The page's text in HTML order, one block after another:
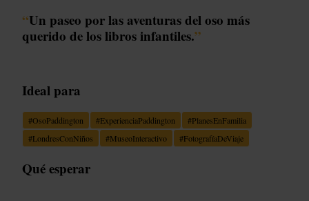
“Un paseo por las aventuras del oso más
querido de los libros infantiles.”
Ideal para
#OsoPaddington #ExperienciaPaddington #PlanesEnFamilia
#LondresConNiños #MuseoInteractivo #FotografíaDeViaje
Qué esperar